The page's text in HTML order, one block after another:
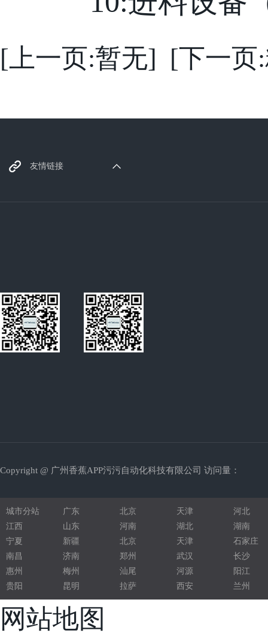
[上一页:暂无] [下一页
友情链接
香蕉黄色软件厂家
光学膜涂布机
发光二极管
拉链切断机
铝型材机架
液压配件
五金压铸
电子灌封胶
光学净化车间
Copyright @ 广州香蕉APP污污自动化科技有限公司 访问量：
城市分站 广东 北京 天津
河北
江西
山东 河南 湖北
湖南
宁夏
新疆 北京 天津
石家庄
南昌
济南 郑州 武汉
长沙
惠州
梅州 汕尾 河源
阳江
贵阳
昆明 拉萨 西安 兰州
网站地图